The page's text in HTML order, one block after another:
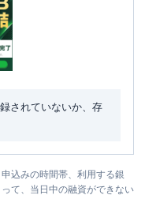
されていないか、存
込みの時間帯、利用する銀
て、当日中の融資ができない